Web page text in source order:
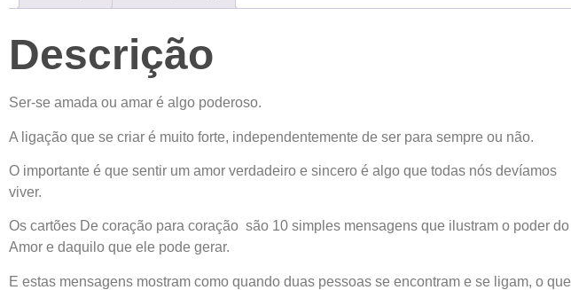
Descrição
Ser-se amada ou amar é algo poderoso.
A ligação que se criar é muito forte, independentemente de ser para sempre ou não.
O importante é que sentir um amor verdadeiro e sincero é algo que todas nós devíamos
viver.
Os cartões De coração para coração são 10 simples mensagens que ilustram o poder do
Amor e daquilo que ele pode gerar.
E estas mensagens mostram como quando duas pessoas se encontram e se ligam, o que